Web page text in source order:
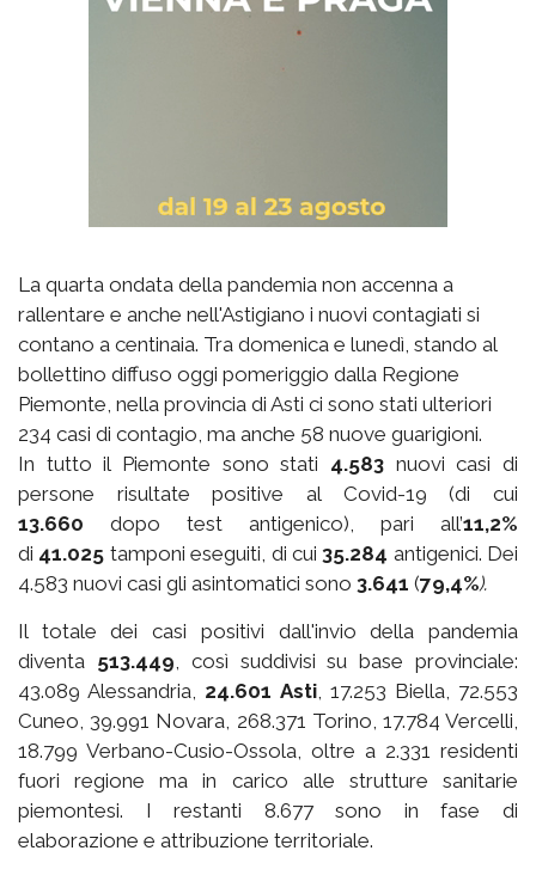
La quarta ondata della pandemia non accenna a
rallentare e anche nell'Astigiano i nuovi contagiati si
contano a centinaia. Tra domenica e lunedì, stando al
bollettino diffuso oggi pomeriggio dalla Regione
Piemonte, nella provincia di Asti ci sono stati ulteriori
234 casi di contagio, ma anche 58 nuove guarigioni.
In tutto il Piemonte sono stati 4.583 nuovi casi di
persone risultate positive al Covid-19 (di cui
13.660 dopo test antigenico), pari all’11,2%
di 41.025 tamponi eseguiti, di cui35.284 antigenici. Dei
4.583 nuovi casi gli asintomatici sono 3.641 (79,4%).
Il totale dei casi positivi dall'invio della pandemia
diventa 513.449 , così suddivisi su base provinciale:
43.089 Alessandria, 24.601 Asti, 17.253 Biella, 72.553
Cuneo, 39.991 Novara, 268.371 Torino, 17.784 Vercelli,
18.799 Verbano-Cusio-Ossola, oltre a 2.331 residenti
fuori regione ma in carico alle strutture sanitarie
piemontesi. I restanti 8.677 sono in fase di
elaborazione e attribuzione territoriale.